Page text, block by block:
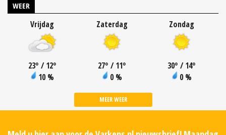
WEER
Vrijdag
23° / 12°
10 %
Zaterdag
27° / 11°
0 %
Zondag
30° / 14°
0 %
MEER WEER